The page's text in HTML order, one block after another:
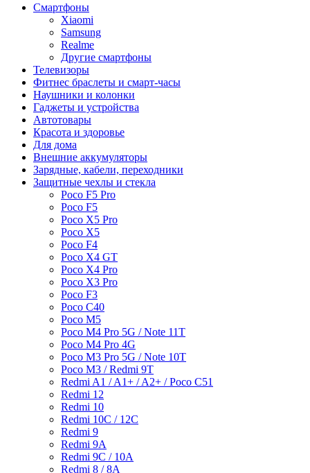
Смартфоны
Xiaomi
Samsung
Realme
Другие смартфоны
Телевизоры
Фитнес браслеты и смарт-часы
Наушники и колонки
Гаджеты и устройства
Автотовары
Красота и здоровье
Для дома
Внешние аккумуляторы
Зарядные, кабели, переходники
Защитные чехлы и стекла
Poco F5 Pro
Poco F5
Poco X5 Pro
Poco X5
Poco F4
Poco X4 GT
Poco X4 Pro
Poco X3 Pro
Poco F3
Poco C40
Poco M5
Poco M4 Pro 5G / Note 11T
Poco M4 Pro 4G
Poco M3 Pro 5G / Note 10T
Poco M3 / Redmi 9T
Redmi A1 / A1+ / A2+ / Poco C51
Redmi 12
Redmi 10
Redmi 10C / 12C
Redmi 9
Redmi 9A
Redmi 9C / 10A
Redmi 8 / 8A